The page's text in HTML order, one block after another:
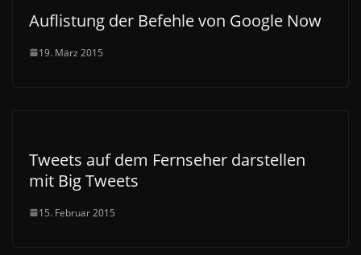
Auflistung der Befehle von Google Now
19. März 2015
Tweets auf dem Fernseher darstellen
mit Big Tweets
15. Februar 2015